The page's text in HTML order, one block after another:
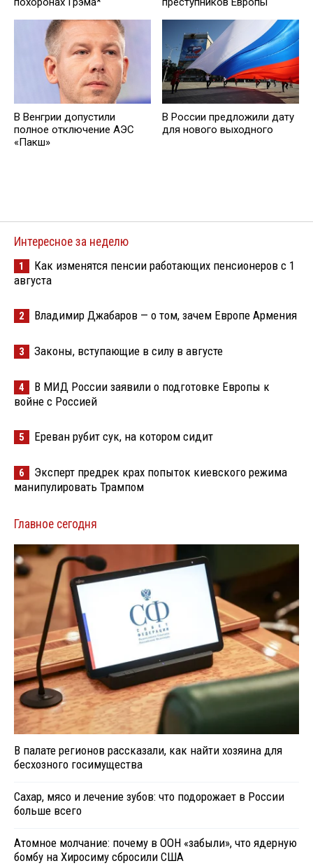
В Венгрии допустили
полное отключение АЭС
«Пакш»
В России предложили дату
для нового выходного
Интересное за неделю
1
Как изменятся пенсии работающих пенсионеров с 1
августа
2 Владимир Джабаров — о том, зачем Европе Армения
3 Законы, вступающие в силу в августе
4
В МИД России заявили о подготовке Европы к
войне с Россией
5 Ереван рубит сук, на котором сидит
6
Эксперт предрек крах попыток киевского режима
манипулировать Трампом
Главное сегодня
В палате регионов рассказали, как найти хозяина для
бесхозного госимущества
Сахар, мясо и лечение зубов: что подорожает в России
больше всего
Атомное молчание: почему в ООН «забыли», что ядерную
бомбу на Хиросиму сбросили США